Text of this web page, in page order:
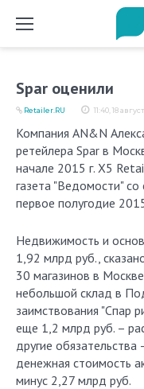
Spar оценили
11:40, 18
Retailer.RU
Компания AN&N Александра Мамута получила за 100%
ретейлера Spar в
начале 2015 г. X5
газета "Ведомости"
первое полугодие
Недвижимость и
1,92 млрд руб.,
30 магазинов в
небольшой склад в
заимствования "Спар
еще 1,2 млрд руб. –
другие
денежная стоимость
минус 2,27 млрд руб.